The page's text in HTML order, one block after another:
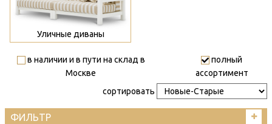
Уличные диваны
в наличии и в пути на склад в
Москве
полный
ассортимент
сортировать
ФИЛЬТР